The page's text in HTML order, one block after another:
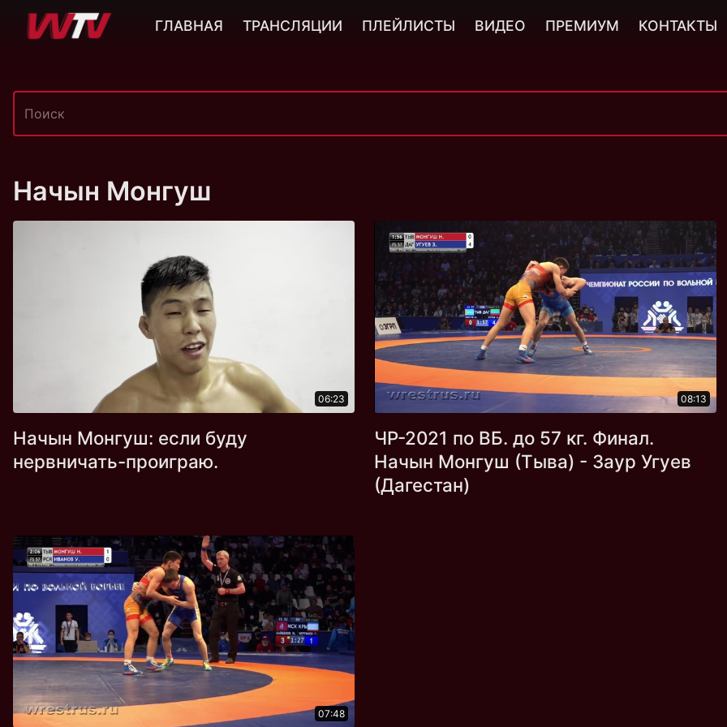
Начын Монгуш
06:23
Начын Монгуш: если буду
нервничать-проиграю.
08:13
ЧР-2021 по ВБ. до 57 кг. Финал.
Начын Монгуш (Тыва) - Заур Угуев
(Дагестан)
07:48
ГЛАВНАЯ ТРАНСЛЯЦИИ ПЛЕЙЛИСТЫ ВИДЕО ПРЕМИУМ КОНТАКТЫ